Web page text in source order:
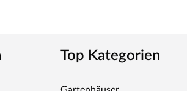
somit sehr robust und verleiht der Tür ein
Top Kategorien